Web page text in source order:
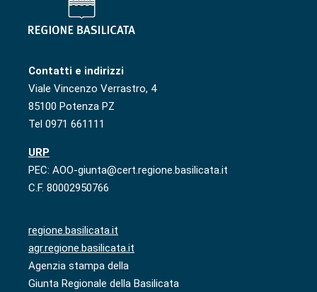
Contatti e indirizzi
Viale Vincenzo Verrastro, 4
85100 Potenza PZ
Tel 0971 661111
URP
PEC: AOO-giunta@cert.regione.basilicata.it
C.F. 80002950766
regione.basilicata.it
agr.regione.basilicata.it
Agenzia stampa della
Giunta Regionale della Basilicata